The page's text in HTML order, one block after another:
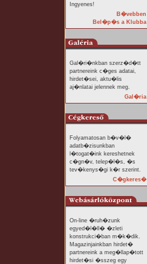
Ingyenes!
B�vebben
Bel�p�s a Klubba
Gal�ri�nkban szerz�d�tt
partnereink c�ges adatai,
hirdet�sei, aktu�lis
aj�nlatai jelennek meg.
Gal�ria
Folyamatosan b�v�l�
adatb�zisunkban
l�togat�ink kereshetnek
c�gn�v, telep�l�s, �s
tev�kenys�gi k�r szerint.
C�gkeres�
On-line �ruh�zunk
egyed�l�ll� �zleti
konstrukci�ban m�k�dik.
Magazinjainkban hirdet�
partnereink a meg�llap�tott
hirdet�si �sszeg egy